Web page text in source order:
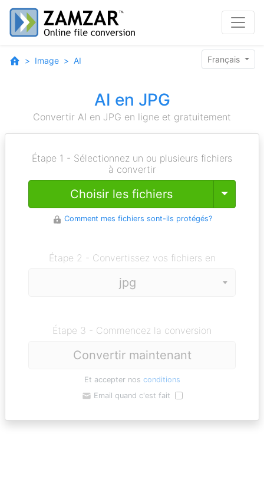
Image AI Français
AI en JPG
Convertir AI en JPG en ligne et gratuitement
Étape 1 - Sélectionnez un ou plusieurs fichiers
à convertir
Choisir les fichiers Toggle
Comment mes fichiers sont-ils protégés?
Étape 2 - Convertissez vos fichiers en
Étape 3 - Commencez la conversion
Convertir maintenant
Et accepter nos conditions
Email quand c'est fait